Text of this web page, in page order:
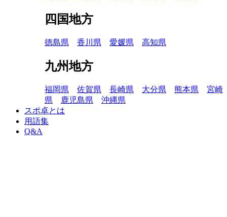
四国地方
徳島県 香川県 愛媛県 高知県
九州地方
福岡県 佐賀県 長崎県 大分県 熊本県
宮崎
県
鹿児島県
沖縄県
スポ卓とは
用語集
Q&A